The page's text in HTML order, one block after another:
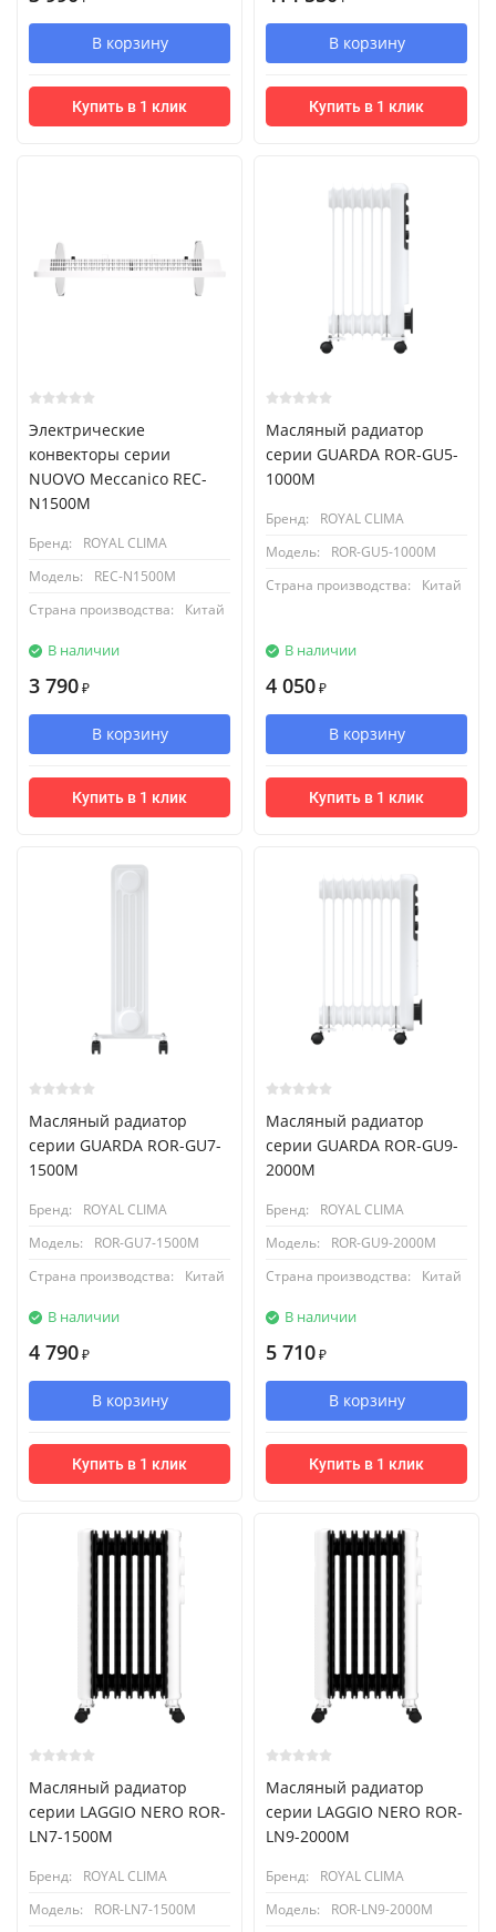
В корзину
Купить в 1 клик
В корзину
Купить в 1 клик
Электрические
конвекторы серии
NUOVO Meccanico REC-
N1500M
Бренд:
ROYAL CLIMA
Модель:
REC-N1500M
Страна производства:
Китай
В наличии
3 790 ₽
В корзину
Купить в 1 клик
Масляный радиатор
серии GUARDA ROR-GU5-
1000M
Бренд:
ROYAL CLIMA
Модель:
ROR-GU5-1000M
Страна производства:
Китай
В наличии
4 050 ₽
В корзину
Купить в 1 клик
Масляный радиатор
серии GUARDA ROR-GU7-
1500M
Бренд:
ROYAL CLIMA
Модель:
ROR-GU7-1500M
Страна производства:
Китай
В наличии
4 790 ₽
В корзину
Купить в 1 клик
Масляный радиатор
серии GUARDA ROR-GU9-
2000M
Бренд:
ROYAL CLIMA
Модель:
ROR-GU9-2000M
Страна производства:
Китай
В наличии
5 710 ₽
В корзину
Купить в 1 клик
Масляный радиатор
серии LAGGIO NERO ROR-
LN7-1500M
Бренд:
ROYAL CLIMA
Модель:
ROR-LN7-1500M
Масляный радиатор
серии LAGGIO NERO ROR-
LN9-2000M
Бренд:
ROYAL CLIMA
Модель:
ROR-LN9-2000M